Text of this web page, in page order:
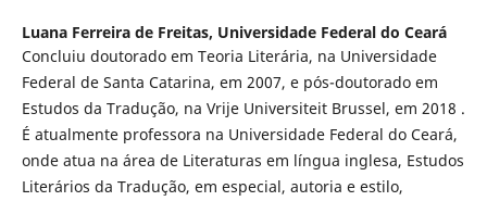
Luana Ferreira de Freitas, Universidade Federal do Ceará
Concluiu doutorado em Teoria Literária, na Universidade
Federal de Santa Catarina, em 2007, e pós-doutorado em
Estudos da Tradução, na Vrije Universiteit Brussel, em 2018 .
É atualmente professora na Universidade Federal do Ceará,
onde atua na área de Literaturas em língua inglesa, Estudos
Literários da Tradução, em especial, autoria e estilo,